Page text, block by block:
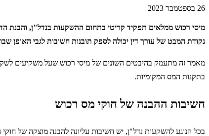
26 בספטמבר 2023
מיסי רכוש ממלאים תפקיד קריטי בתחום ההשקעות בנדל"ן, והבנת
נקודת המבט של עורך דין יכולה לספק תובנות חשובות לגבי האופן
מאמר זה מתעמק בהיבטים השונים של מיסי רכוש שעל משקיעים
בתקנות המס המקומיות.
חשיבות ההבנה של חוקי מס רכוש
בכל הנוגע להשקעות נדל"ן, יש חשיבות עליונה להבנה מוצקה של